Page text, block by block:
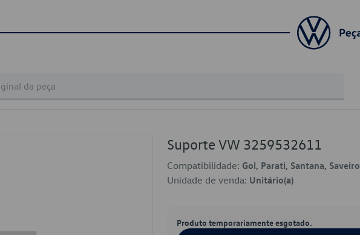
Suporte VW 3259532611
Compatibilidade: Gol, Parati, Santana, Saveiro
Unidade de venda: Unitário(a)
Produto temporariamente esgotado.